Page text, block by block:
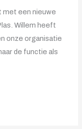
met een nieuwe
Willem heeft
onze organisatie
de functie als